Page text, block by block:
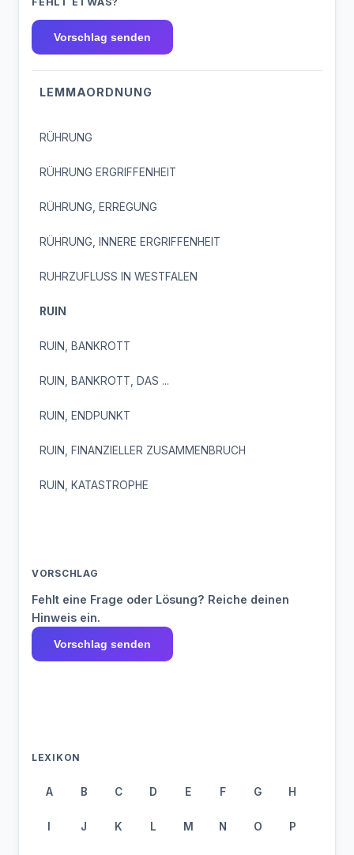
Vorschlag senden
LEMMAORDNUNG
RÜHRUNG
RÜHRUNG ERGRIFFENHEIT
RÜHRUNG, ERREGUNG
RÜHRUNG, INNERE ERGRIFFENHEIT
RUHRZUFLUSS IN WESTFALEN
RUIN
RUIN, BANKROTT
RUIN, BANKROTT, DAS ...
RUIN, ENDPUNKT
RUIN, FINANZIELLER ZUSAMMENBRUCH
RUIN, KATASTROPHE
VORSCHLAG
Fehlt eine Frage oder Lösung? Reiche deinen
Hinweis ein.
Vorschlag senden
LEXIKON
A B C D E F G H
I J K L M N O P